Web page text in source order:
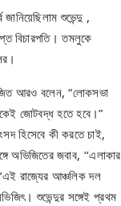
জানিয়েছিলাম শুভেন্দু ,
বিচারপতি। তমলুকে
আরও বলেন, “লোকসভা
জোটবদ্ধ হতে হবে।”
হিসেবে কী করতে চাই,
অভিজিতের জবাব, ‘‘এলাকার
রাজ্যের আঞ্চলিক দল
শুভেন্দুর সঙ্গেই প্রথম